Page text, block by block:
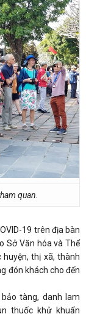
quan.
19 trên địa bàn
Sở Văn hóa và Thể
thị xã, thành
đón khách cho đến
tàng, danh lam
thuốc khử khuẩn